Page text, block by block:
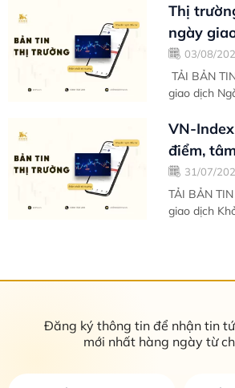
giao dịch về
cho thấy...
Thị
ngày
của
thị...
03/08/
TẢI BẢN TIN TẠI
giao dịch Ngày giao dịch thứ 2 đầu
sắc xanh
hoàn...
VN-
điểm,
khiến kết
vẹn -...
31/07/
TẢI BẢN TIN TẠI
giao dịch Khởi động tương đối khó
Đăng ký thông tin để nhận tin
mới nhất hàng ngày từ